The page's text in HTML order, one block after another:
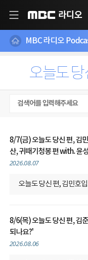
라디오
MBC 라디오
오늘도
8/7(금) 오늘도 당신 편, 김
산, 귀때기청봉 편 with. 윤
2026.08.07
오늘도 당신 편, 김민호
8/6(목) 오늘도 당신 편, 김
되나요?'
2026.08.06